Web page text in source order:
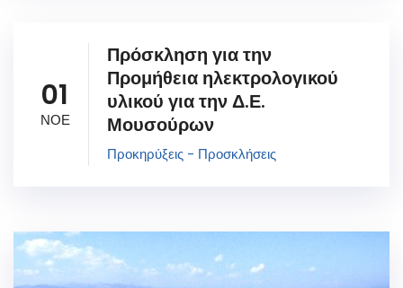
01
ΝΟΕ
Πρόσκληση για την
Προμήθεια ηλεκτρολογικού
υλικού για την Δ.Ε.
Μουσούρων
Προκηρύξεις - Προσκλήσεις